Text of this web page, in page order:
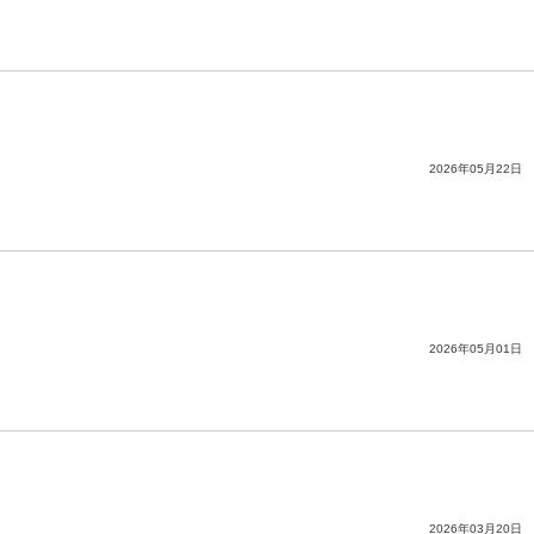
2026年05月22日
2026年05月01日
2026年03月20日